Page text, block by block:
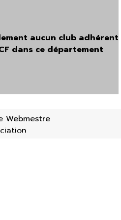
aucun club adhérent
dans ce département
Webmestre